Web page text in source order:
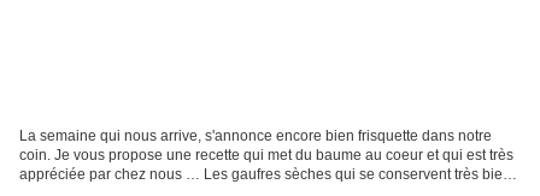
La semaine qui nous arrive, s'annonce encore bien frisquette dans notre
coin. Je vous propose une recette qui met du baume au coeur et qui est très
appréciée par chez nous … Les gaufres sèches qui se conservent très bien